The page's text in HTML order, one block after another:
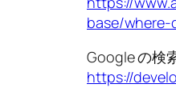
base/
Google の検
https://